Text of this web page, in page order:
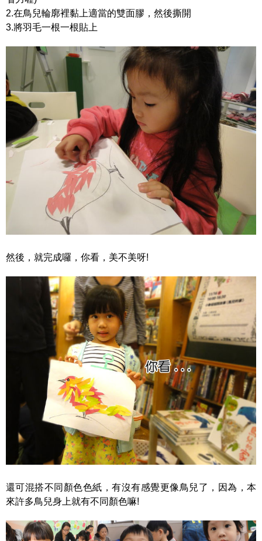
2.在鳥兒輪廓裡黏上適當的雙面膠，然後撕開
3.將羽毛一根一根貼上
然後，就完成囉，你看，美不美呀!
還可混搭不同顏色色紙，有沒有感覺更像鳥兒了，因為，本
來許多鳥兒身上就有不同顏色嘛!